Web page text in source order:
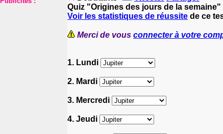
Quiz "Origines des jours de la semaine"
Voir les statistiques de réussite de ce
Merci de vous connecter à votre
1. Lundi
2. Mardi
3. Mercredi
4. Jeudi